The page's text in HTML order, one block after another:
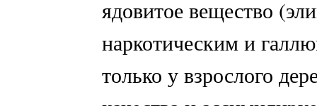
ядовитое вещество
наркотическим и
только у взрослого